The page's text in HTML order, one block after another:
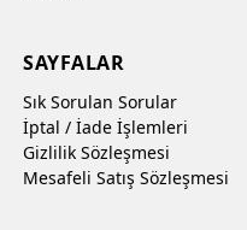
SAYFALAR
Sık Sorulan Sorular
İptal / İade İşlemleri
Gizlilik Sözleşmesi
Mesafeli Satış Sözleşmesi